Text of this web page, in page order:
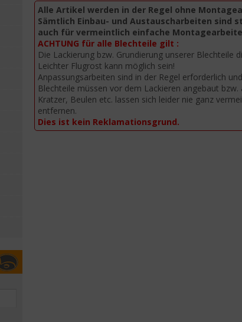
Alle Artikel werden in der Regel ohne
Sämtlich Einbau- und Austauscharbeiten sind
auch für vermeintlich einfache
ACHTUNG für alle Blechteile gilt :
Die Lackierung bzw. Grundierung unserer Blechteile
Leichter Flugrost kann möglich sein!
Anpassungsarbeiten sind in der Regel erforderlich
Blechteile müssen vor dem Lackieren angebaut bzw.
Kratzer, Beulen etc. lassen sich leider nie ganz
entfernen.
Dies ist kein Reklamationsgrund.